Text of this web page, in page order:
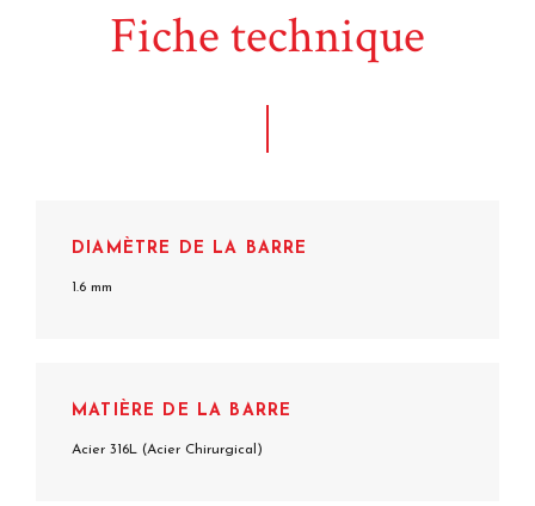
Fiche technique
DIAMÈTRE DE LA BARRE
1.6 mm
MATIÈRE DE LA BARRE
Acier 316L (Acier Chirurgical)